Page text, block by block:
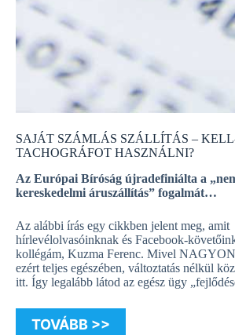
SAJÁT SZÁMLÁS SZÁLLÍTÁS –
TACHOGRÁFOT HASZNÁLNI?
Az Európai Bíróság újradefiniálta a
kereskedelmi áruszállítás” fogalmát…
Az alábbi írás egy cikkben jelent meg, amit
hírlevélolvasóinknak és Facebook-
kollégám, Kuzma Ferenc. Mivel
ezért teljes egészében, változtatás nélkül
itt. Így legalább látod az egész ügy
TOVÁBB >>